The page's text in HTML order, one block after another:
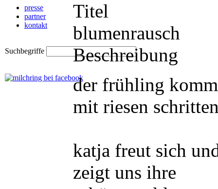
presse
partner
kontakt
Suchbegriffe
Titel
blumenrausch
Beschreibung
der frühling
mit riesen
katja freut sich
zeigt uns ihre